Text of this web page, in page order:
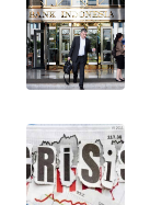
WN
BENGKULU
LAMPUNG
WN